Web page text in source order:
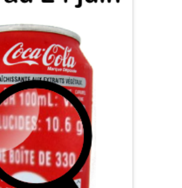
Português
עברית
Nederlands
Čeština
日本語